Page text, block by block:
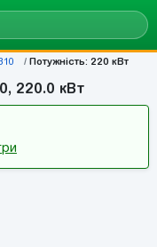
Потужність: 220 кВт
220.0 кВт